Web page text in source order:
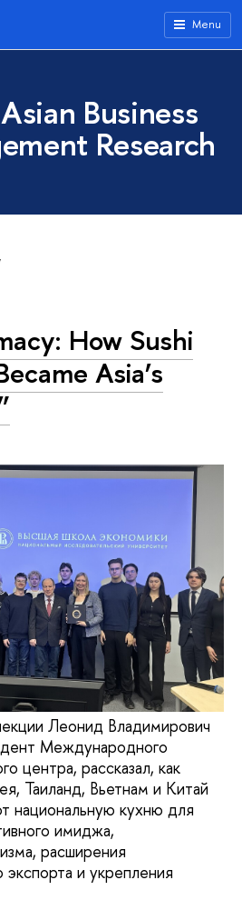
Menu
Business
Research
How Sushi
Asia’s
Леонид Владимирович
Международного
центра, рассказал, как
Таиланд, Вьетнам и Китай
национальную кухню для
имиджа,
расширения
и укрепления